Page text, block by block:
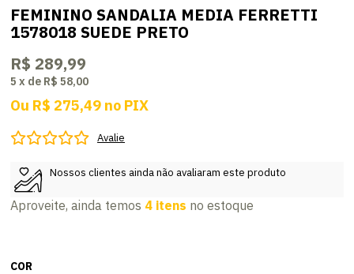
FEMININO SANDALIA MEDIA FERRETTI
1578018 SUEDE PRETO
R$ 289,99
5 x de R$ 58,00
Ou R$ 275,49 no PIX
Avalie
Nossos clientes ainda não avaliaram este produto
Aproveite, ainda temos 4 itens no estoque
COR